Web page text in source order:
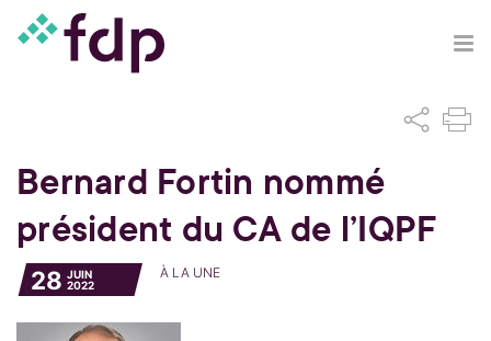
Bernard Fortin nommé
président du CA de l’IQPF
28 JUIN
2022
À LA UNE